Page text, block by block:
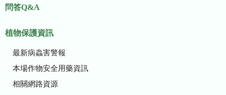
問答Q&A
植物保護資訊
最新病蟲害警報
本場作物安全用藥資訊
相關網路資源